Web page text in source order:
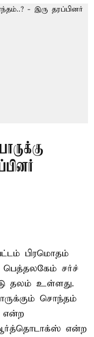
பிரமொதம்
பெத்தலகேம் சர்ச்
தலம் உள்ளது.
சொந்தம்
என்ற
ஆர்த்தொடாக்ஸ் என்ற